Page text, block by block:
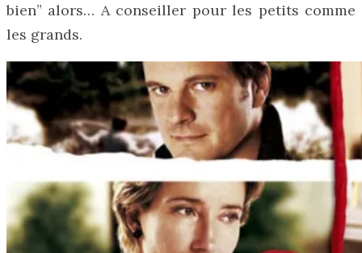
bien” alors… A conseiller pour les petits comme
les grands.